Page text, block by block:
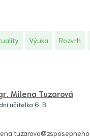
Výuka Rozvrh
Milena Tuzarová
učitelka 6. B